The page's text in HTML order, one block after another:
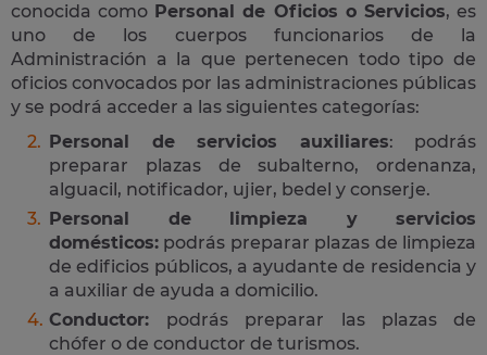
conocida como Personal de Oficios o Servicios, es
uno de los cuerpos funcionarios de la
Administración a la que pertenecen todo tipo de
oficios convocados por las administraciones públicas
y se podrá acceder a las siguientes categorías:
Personal de servicios auxiliares: podrás
preparar plazas de subalterno, ordenanza,
alguacil, notificador, ujier, bedel y conserje.
Personal de limpieza y servicios
domésticos: podrás preparar plazas de limpieza
de edificios públicos, a ayudante de residencia y
a auxiliar de ayuda a domicilio.
Conductor: podrás preparar las plazas de
chófer o de conductor de turismos.